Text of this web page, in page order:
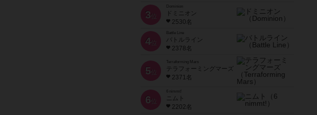
3位
Dominion
ドミニオン
2530名
4位
Battle Line
バトルライン
2378名
5位
Terraforming Mars
テラフォーミングマーズ
2371名
6位
6 nimmt!
ニムト
2202名